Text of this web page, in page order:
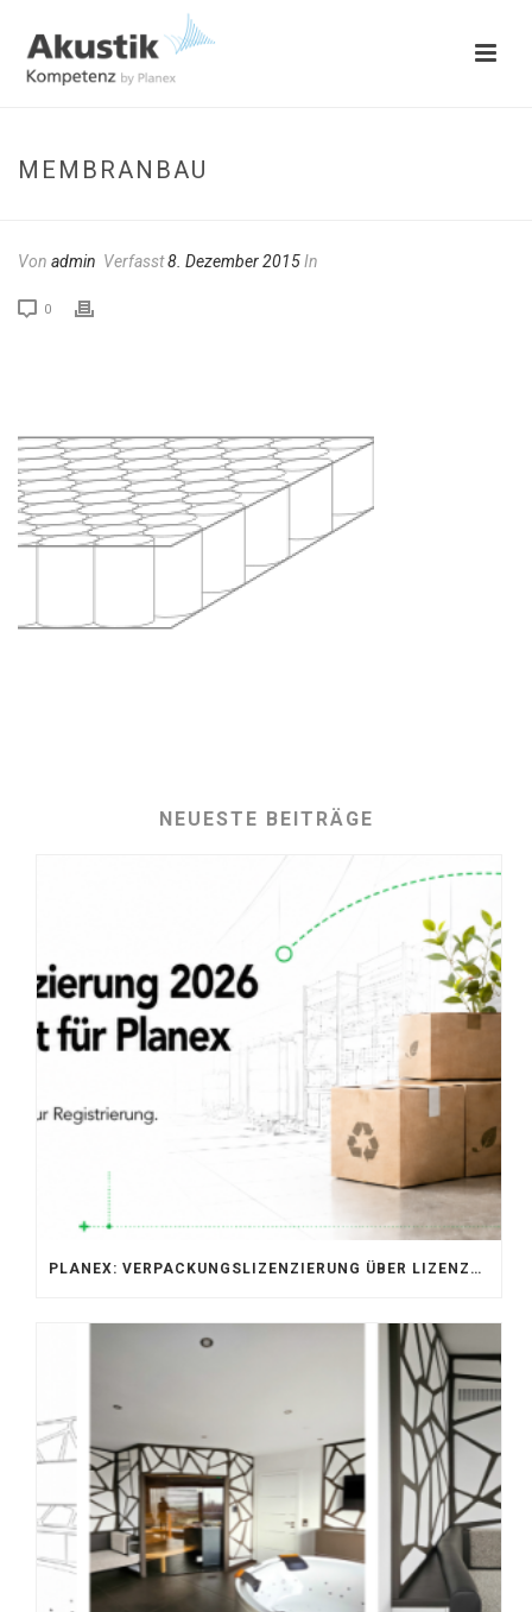
MEMBRANBAU
Von admin Verfasst8. Dezember 2015In
0
NEUESTE BEITRÄGE
PLANEX: VERPACKUNGSLIZENZIERUNG ÜBER LIZENZERO & LUCID 2026